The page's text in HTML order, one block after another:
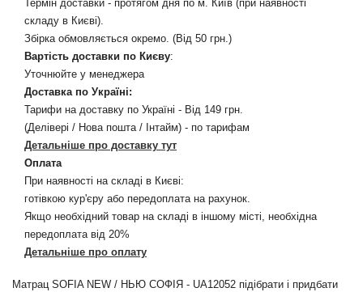
Термін доставки - протягом дня по м. Київ (при наявності
складу в Києві).
Збірка обмовляється окремо. (Від 50 грн.)
Вартість доставки по Києву:
Уточнюйте у менеджера
Доставка по Україні:
Тарифи на доставку по Україні - Від 149 грн.
(Делівері / Нова пошта / Інтайм) - по тарифам
Детальніше про доставку тут
Оплата
При наявності на складі в Києві:
готівкою кур'єру або передоплата на рахунок.
Якщо необхідний товар на складі в іншому місті, необхідна
передоплата від 20%
Детальніше про оплату
Матрац SOFIA NEW / НЬЮ СОФІЯ - UA12052 підібрати і придбати